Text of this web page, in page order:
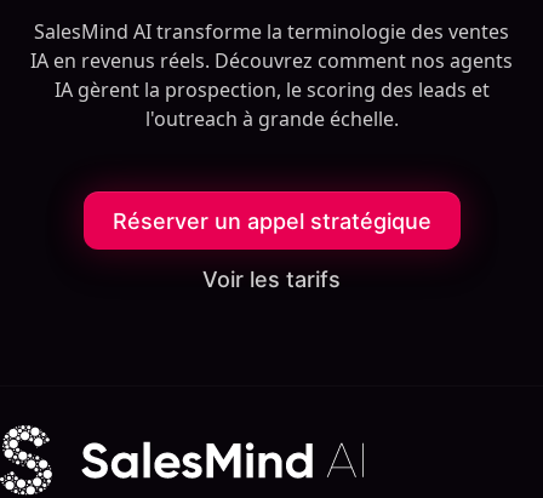
SalesMind AI transforme la terminologie des ventes
IA en revenus réels. Découvrez comment nos agents
IA gèrent la prospection, le scoring des leads et
l'outreach à grande échelle.
Réserver un appel stratégique
Voir les tarifs